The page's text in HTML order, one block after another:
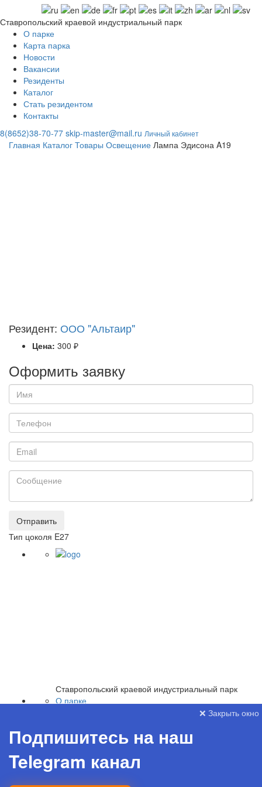
Ставропольский краевой индустриальный парк
О парке
Карта парка
Новости
Вакансии
Резиденты
Каталог
Стать резидентом
Контакты
8(8652)38-70-77 skip-master@mail.ru Личный кабинет
Главная Каталог Товары Освещение Лампа Эдисона A19
Резидент: ООО "Альтаир"
Цена: 300 ₽
Оформить заявку
Отправить
Тип цоколя E27
❌ Закрыть окно
Подпишитесь на наш
Telegram канал
Ставропольский краевой индустриальный парк
О парке
Каталог
Помощь от государства
Стать резидентом
skip-master@mail.ru
8(8652)38-70-77